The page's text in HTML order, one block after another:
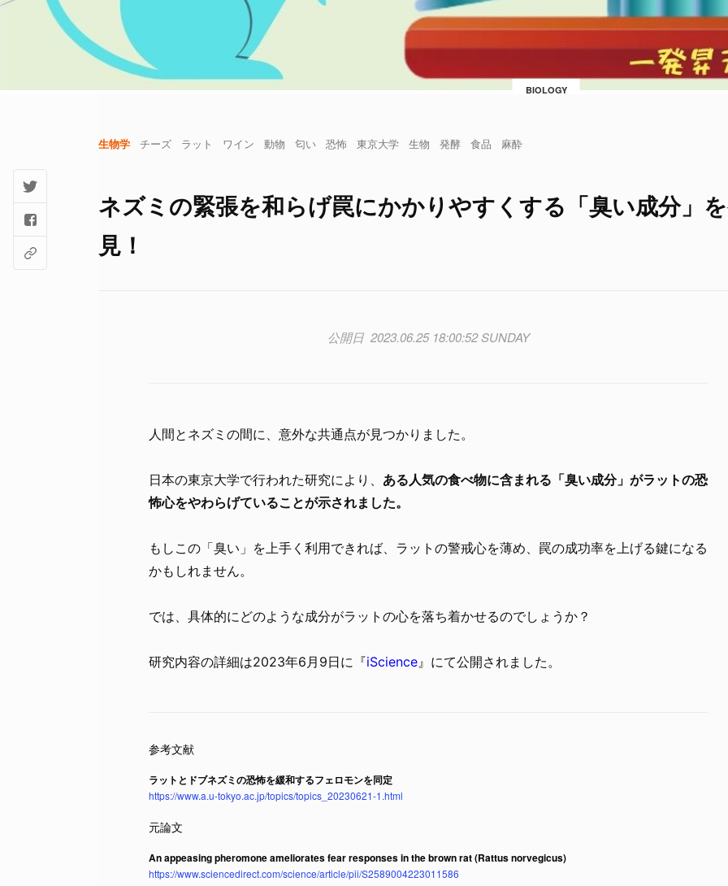
BIOLOGY
生物学 チーズ ラット ワイン 動物 匂い 恐怖 東京大学 生物 発酵 食品 麻酔
ネズミの緊張を和らげ罠にかかりやすくする「臭い成分」
見！
2023.06.25 18:00:52 SUNDAY
人間とネズミの間に、意外な共通点が見つかりました。
日本の東京大学で行われた研究により、 ある人気の食べ物に含まれる「臭い成分」がラットの恐
怖心をやわらげていることが示されました。
もしこの「臭い」を上手く利用できれば、ラットの警戒心を薄め、罠の成功率を上げる鍵になる
かもしれません。
では、具体的にどのような成分がラットの心を落ち着かせるのでしょうか？
研究内容の詳細は2023年6月9日に『iScience』にて公開されました。
ラットとドブネズミの恐怖を緩和するフェロモンを同定
https://www.a.u-tokyo.ac.jp/topics/topics_20230621-1.html
An appeasing pheromone ameliorates fear responses in the brown rat (Rattus norvegicus)
https://www.sciencedirect.com/science/article/pii/S2589004223011586